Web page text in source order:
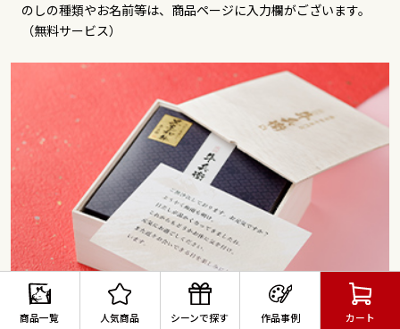
商品一覧 人気商品 シーンで探す 作品事例 カート
のしの種類やお名前等は、商品ページに入力欄がございます。
（無料サービス）